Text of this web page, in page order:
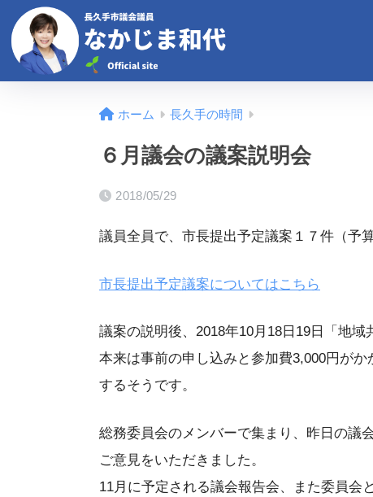
ホーム 長久手の時間
６月議会の議案説明会
2018/05/29
議員全員で、市長提出予定議案１７件（予
市長提出予定議案についてはこちら
議案の説明後、2018年10月18日19日「地
本来は事前の申し込みと参加費3,000円が
するそうです。
総務委員会のメンバーで集まり、昨日の議
ご意見をいただきました。
11月に予定される議会報告会、また委員会